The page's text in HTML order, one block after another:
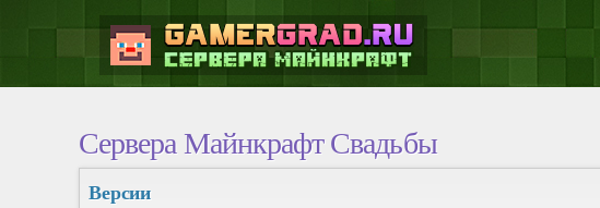
Сервера Майнкрафт Свадьбы
Версии